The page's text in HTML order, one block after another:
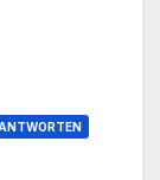
ANTWORTEN